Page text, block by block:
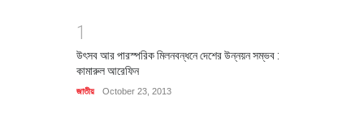
1
উৎসব আর পারস্পরিক মিলনবন্ধনে দেশের উন্নয়ন সম্ভব :
কামারুল আরেফিন
জাতীয় October 23, 2013